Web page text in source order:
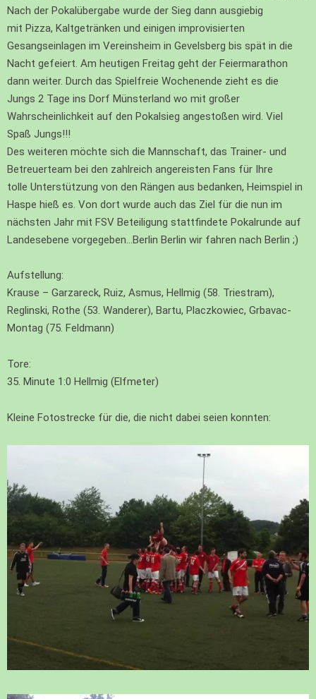
Nach der Pokalübergabe wurde der Sieg dann ausgiebig
mit Pizza, Kaltgetränken und einigen improvisierten
Gesangseinlagen im Vereinsheim in Gevelsberg bis spät in die
Nacht gefeiert. Am heutigen Freitag geht der Feiermarathon
dann weiter. Durch das Spielfreie Wochenende zieht es die
Jungs 2 Tage ins Dorf Münsterland wo mit großer
Wahrscheinlichkeit auf den Pokalsieg angestoßen wird. Viel
Spaß Jungs!!!
Des weiteren möchte sich die Mannschaft, das Trainer- und
Betreuerteam bei den zahlreich angereisten Fans für Ihre
tolle Unterstützung von den Rängen aus bedanken, Heimspiel in
Haspe hieß es. Von dort wurde auch das Ziel für die nun im
nächsten Jahr mit FSV Beteiligung stattfindete Pokalrunde auf
Landesebene vorgegeben…Berlin Berlin wir fahren nach Berlin ;)
Aufstellung:
Krause – Garzareck, Ruiz, Asmus, Hellmig (58. Triestram),
Reglinski, Rothe (53. Wanderer), Bartu, Placzkowiec, Grbavac-
Montag (75. Feldmann)
Tore:
35. Minute 1:0 Hellmig (Elfmeter)
Kleine Fotostrecke für die, die nicht dabei seien konnten: